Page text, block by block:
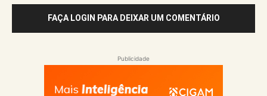
FAÇA LOGIN PARA DEIXAR UM COMENTÁRIO
Publicidade